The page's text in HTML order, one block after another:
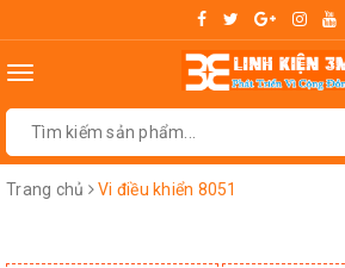
Toggle
Trang chủ Vi điều khiển 8051